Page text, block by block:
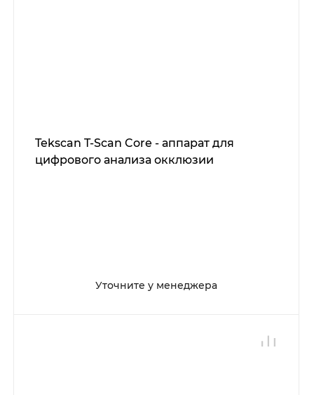
Tekscan T-Scan Core - аппарат для
цифрового анализа окклюзии
Уточните у менеджера